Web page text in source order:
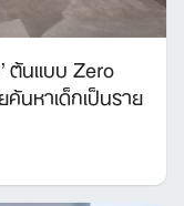
ต้นแบบ Zero
นหาเด็กเป็นราย